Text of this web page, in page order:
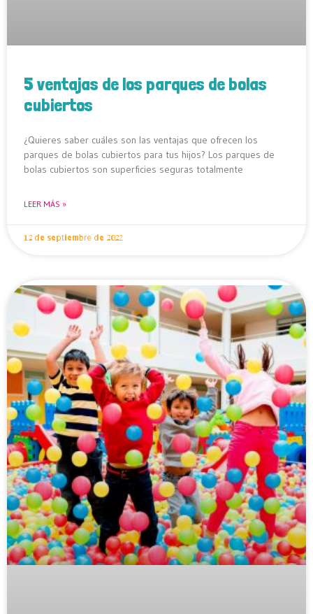
5 ventajas de los parques de bolas
cubiertos
¿Quieres saber cuáles son las ventajas que ofrecen los
parques de bolas cubiertos para tus hijos? Los parques de
bolas cubiertos son superficies seguras totalmente
LEER MÁS »
12 de septiembre de 2022